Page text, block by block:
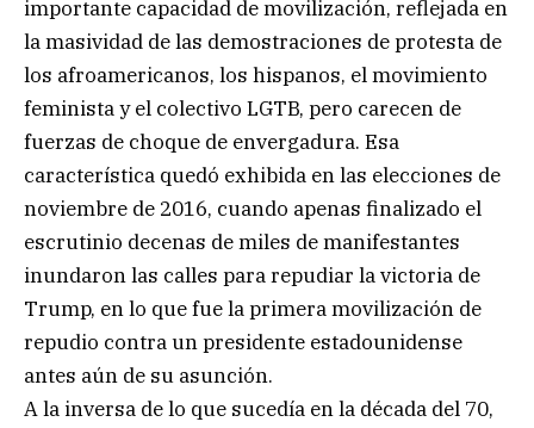
importante capacidad de movilización, reflejada en
la masividad de las demostraciones de protesta de
los afroamericanos, los hispanos, el movimiento
feminista y el colectivo LGTB, pero carecen de
fuerzas de choque de envergadura. Esa
característica quedó exhibida en las elecciones de
noviembre de 2016, cuando apenas finalizado el
escrutinio decenas de miles de manifestantes
inundaron las calles para repudiar la victoria de
Trump, en lo que fue la primera movilización de
repudio contra un presidente estadounidense
antes aún de su asunción.
A la inversa de lo que sucedía en la década del 70,